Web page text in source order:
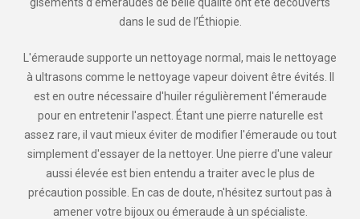
dans le sud de l’Éthiopie.
L'émeraude supporte un nettoyage normal, mais le nettoyage
à ultrasons comme le nettoyage vapeur doivent être évités. Il
est en outre nécessaire d'huiler régulièrement l'émeraude
pour en entretenir l'aspect. Étant une pierre naturelle est
assez rare, il vaut mieux éviter de modifier l'émeraude ou tout
simplement d'essayer de la nettoyer. Une pierre d'une valeur
aussi élevée est bien entendu a traiter avec le plus de
précaution possible. En cas de doute, n'hésitez surtout pas à
amener votre bijoux ou émeraude à un spécialiste.